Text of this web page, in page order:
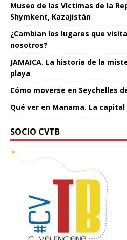
Museo de las Víctimas de la
Shymkent, Kazajistán
¿Cambian los lugares que
nosotros?
JAMAICA. La historia de la
playa
Cómo moverse en Seychelles
Qué ver en Manama. La capital
SOCIO CVTB